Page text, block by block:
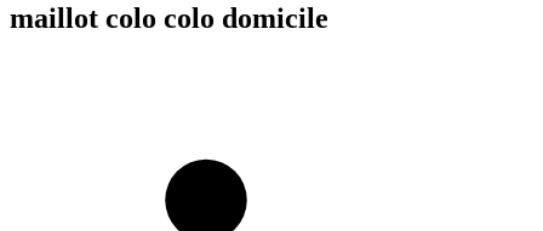
maillot colo colo domicile